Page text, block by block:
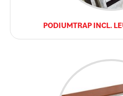
PODIUMTRAP INCL.